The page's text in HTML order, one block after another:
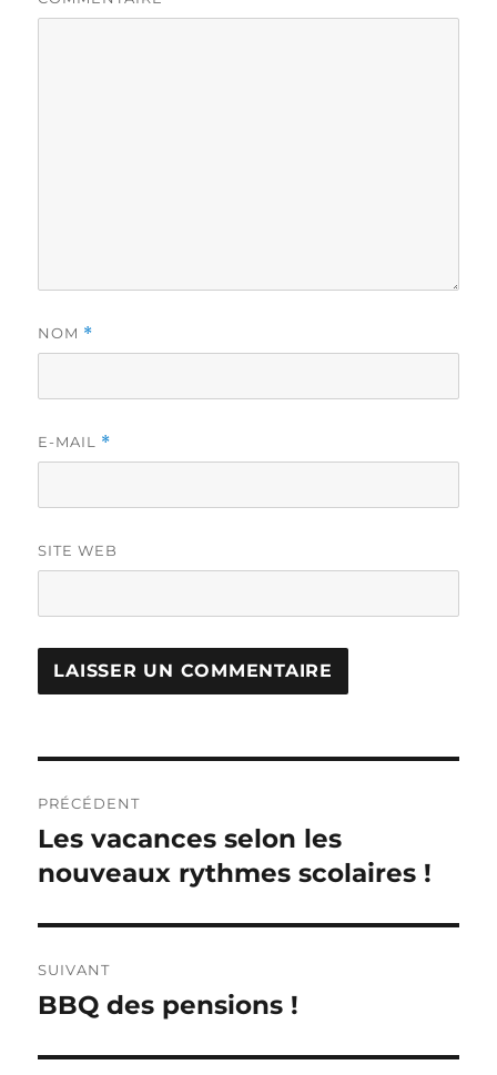
NOM *
E-MAIL *
SITE WEB
de
l’article
PRÉCÉDENT
Publication
précédente :
Les vacances selon les
nouveaux rythmes scolaires !
SUIVANT
Publication
BBQ des pensions !